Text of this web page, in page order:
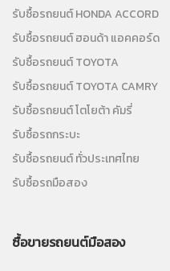
รับซื้อรถยนต์ HONDA ACCORD
รับซื้อรถยนต์ ฮอนด้า แอคคอร์ด
รับซื้อรถยนต์ TOYOTA
รับซื้อรถยนต์ TOYOTA CAMRY
รับซื้อรถยนต์ โตโยต้า คัมรี่
รับซื้อรถกระบะ
รับซื้อรถยนต์ ทั่วประเทศไทย
รับซื้อรถมือสอง
ซื้อขายรถยนต์มือสอง